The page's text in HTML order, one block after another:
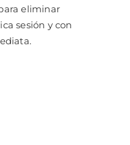
eliminar
sesión y con